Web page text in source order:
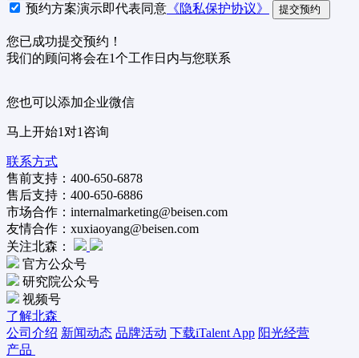
预约方案演示即代表同意 《隐私保护协议》 提交预约
您已成功提交预约！
我们的顾问将会在1个工作日内与您联系
您也可以添加企业微信
马上开始1对1咨询
联系方式
售前支持：400-650-6878
售后支持：400-650-6886
市场合作：internalmarketing@beisen.com
友情合作：xuxiaoyang@beisen.com
关注北森：
官方公众号
研究院公众号
视频号
了解北森
公司介绍 新闻动态 品牌活动 下载iTalent App 阳光经营
产品